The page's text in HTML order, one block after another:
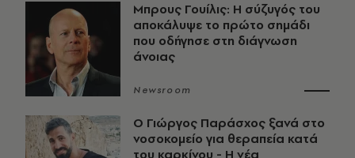
Μπρους Γουίλις: Η σύζυγός του
αποκάλυψε το πρώτο σημάδι
που οδήγησε στη διάγνωση
άνοιας
Newsroom
O Γιώργος Παράσχος ξανά στο
νοσοκομείο για θεραπεία κατά
του καρκίνου - Η νέα